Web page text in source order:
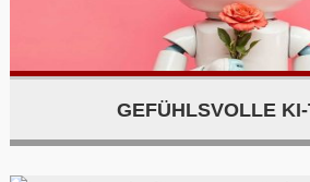
GEFÜHLSVOLLE